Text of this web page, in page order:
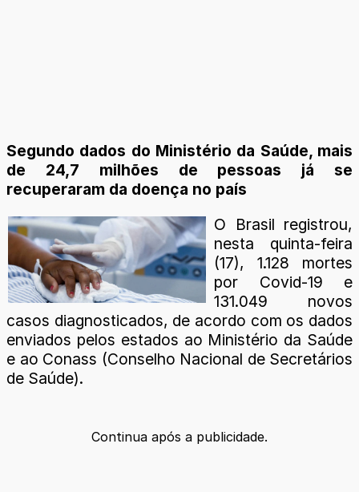
Segundo dados do Ministério da Saúde, mais
de 24,7 milhões de pessoas já se
recuperaram da doença no país
O Brasil registrou,
nesta quinta-feira
(17), 1.128 mortes
por Covid-19 e
131.049 novos
casos diagnosticados, de acordo com os dados
enviados pelos estados ao Ministério da Saúde
e ao Conass (Conselho Nacional de Secretários
de Saúde).
Continua após a publicidade.